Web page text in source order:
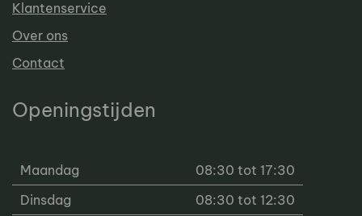
Klantenservice
Over ons
Contact
Openingstijden
Maandag
08:30 tot 17:30
Dinsdag
08:30 tot 12:30